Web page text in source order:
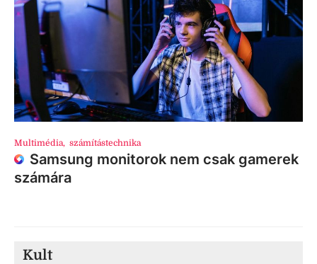
Multimédia, számítástechnika
Samsung monitorok nem csak gamerek
számára
Kult